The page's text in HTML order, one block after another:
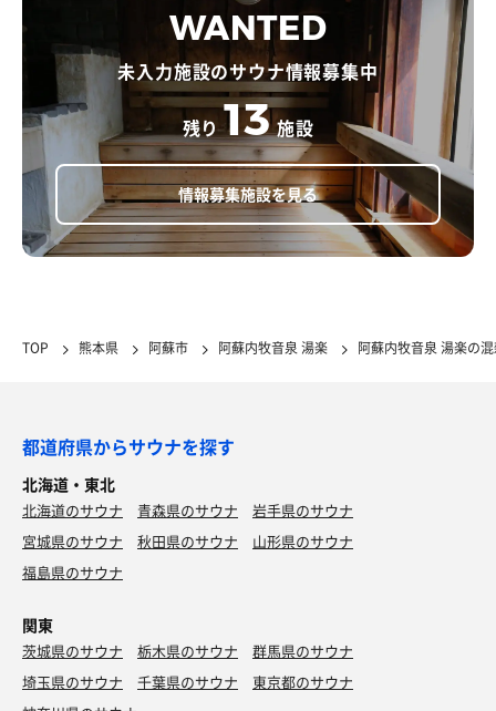
WANTED
未入力施設のサウナ情報募集中
残り 13 施設
情報募集施設を見る
TOP 熊本県 阿蘇市 阿蘇内牧音泉 湯楽 阿蘇内牧音泉 湯楽の
都道府県からサウナを探す
北海道・東北
北海道のサウナ 青森県のサウナ
岩手県のサウナ
宮城県のサウナ
秋田県のサウナ
山形県のサウナ
福島県のサウナ
関東
茨城県のサウナ 栃木県のサウナ
群馬県のサウナ
埼玉県のサウナ
千葉県のサウナ
東京都のサウナ